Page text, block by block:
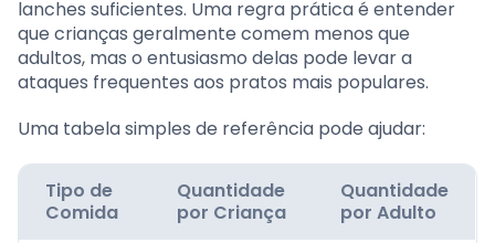
lanches suficientes. Uma regra prática é entender
que crianças geralmente comem menos que
adultos, mas o entusiasmo delas pode levar a
ataques frequentes aos pratos mais populares.
Uma tabela simples de referência pode ajudar:
Tipo de
Comida
Quantidade
por Criança
Quantidade
por Adulto